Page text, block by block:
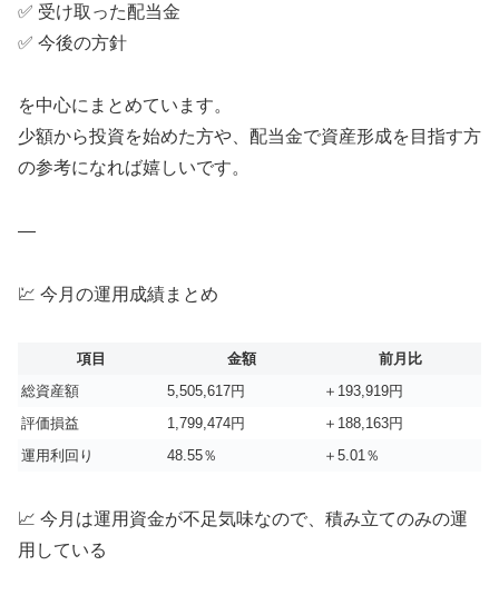
✅ 受け取った配当金
✅ 今後の方針
を中心にまとめています。
少額から投資を始めた方や、配当金で資産形成を目指す方
の参考になれば嬉しいです。
—
💹 今月の運用成績まとめ
項目 金額
前月比
総資産額
5,505,617円
＋193,919円
評価損益
1,799,474円
＋188,163円
運用利回り
48.55％ ＋5.01％
📈 今月は運用資金が不足気味なので、積み立てのみの運
用している